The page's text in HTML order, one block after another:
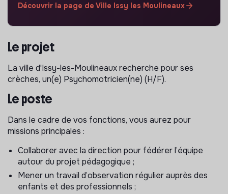
Découvrir la page de Ville Issy les Moulineaux
Le projet
La ville d'Issy-les-Moulineaux recherche pour ses
crèches, un(e) Psychomotricien(ne) (H/F).
Le poste
Dans le cadre de vos fonctions, vous aurez pour
missions principales :
Collaborer avec la direction pour fédérer l’équipe
autour du projet pédagogique ;
Mener un travail d’observation régulier auprès des
enfants et des professionnels ;